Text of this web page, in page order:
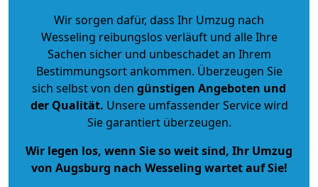
Wir sorgen dafür, dass Ihr Umzug nach
Wesseling reibungslos verläuft und alle Ihre
Sachen sicher und unbeschadet an Ihrem
Bestimmungsort ankommen. Überzeugen Sie
sich selbst von den günstigen Angeboten und
der Qualität. Unsere umfassender Service wird
Sie garantiert überzeugen.
Wir legen los, wenn Sie so weit sind, Ihr Umzug
von Augsburg nach Wesseling wartet auf Sie!